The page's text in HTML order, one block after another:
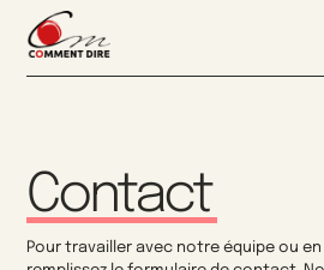
Contact
Pour travailler avec notre équipe ou